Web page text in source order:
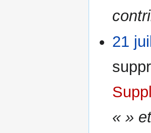
21
« »